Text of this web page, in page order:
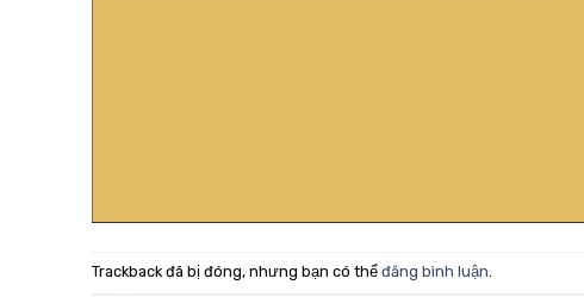
Trackback đã bị đóng, nhưng bạn có thể đăng bình luận